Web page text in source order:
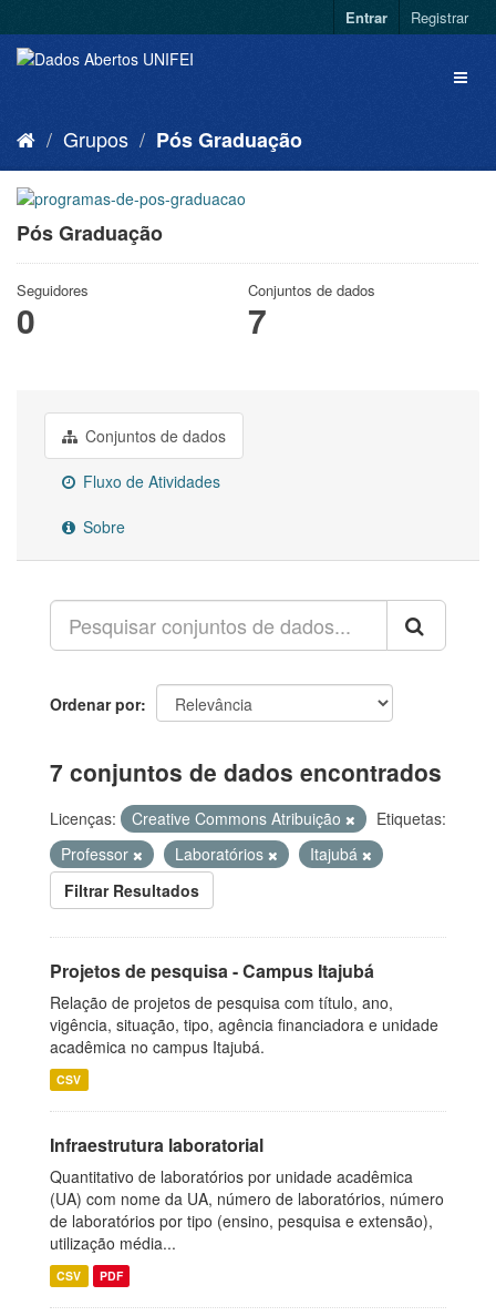
Entrar Registrar
Grupos Pós Graduação
Pós Graduação
Seguidores
0
Conjuntos de dados
7
Conjuntos de dados
Fluxo de Atividades
Sobre
Ordenar por
7 conjuntos de dados encontrados
Licenças: Creative Commons Atribuição
Etiquetas:
Professor
Laboratórios
Itajubá
Filtrar Resultados
Projetos de pesquisa - Campus Itajubá
Relação de projetos de pesquisa com título, ano,
vigência, situação, tipo, agência financiadora e unidade
acadêmica no campus Itajubá.
CSV
Infraestrutura laboratorial
Quantitativo de laboratórios por unidade acadêmica
(UA) com nome da UA, número de laboratórios, número
de laboratórios por tipo (ensino, pesquisa e extensão),
utilização média...
CSV PDF